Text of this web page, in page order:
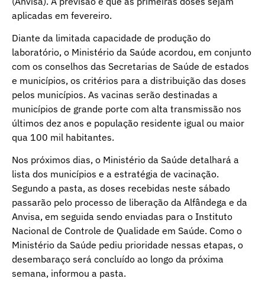
aplicadas em fevereiro.
Diante da limitada capacidade de produção do
laboratório, o Ministério da Saúde acordou, em conjunto
com os conselhos das Secretarias de Saúde de estados
e municípios, os critérios para a distribuição das doses
pelos municípios. As vacinas serão destinadas a
municípios de grande porte com alta transmissão nos
últimos dez anos e população residente igual ou maior
qua 100 mil habitantes.
Nos próximos dias, o Ministério da Saúde detalhará a
lista dos municípios e a estratégia de vacinação.
Segundo a pasta, as doses recebidas neste sábado
passarão pelo processo de liberação da Alfândega e da
Anvisa, em seguida sendo enviadas para o Instituto
Nacional de Controle de Qualidade em Saúde. Como o
Ministério da Saúde pediu prioridade nessas etapas, o
desembaraço será concluído ao longo da próxima
semana, informou a pasta.